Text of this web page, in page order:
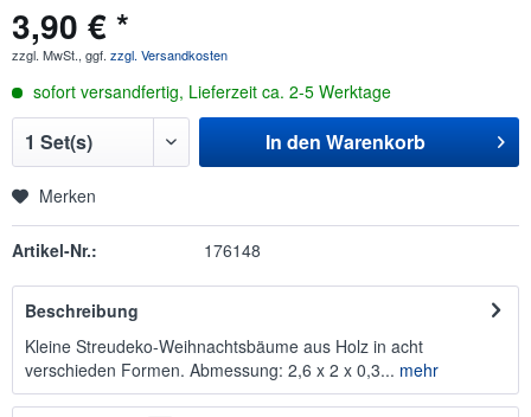
3,90 € *
zzgl. MwSt., ggf. zzgl. Versandkosten
sofort versandfertig, Lieferzeit ca. 2-5 Werktage
In den Warenkorb
Merken
Artikel-Nr.: 176148
Beschreibung
Kleine Streudeko-Weihnachtsbäume aus Holz in acht
verschieden Formen. Abmessung: 2,6 x 2 x 0,3... mehr